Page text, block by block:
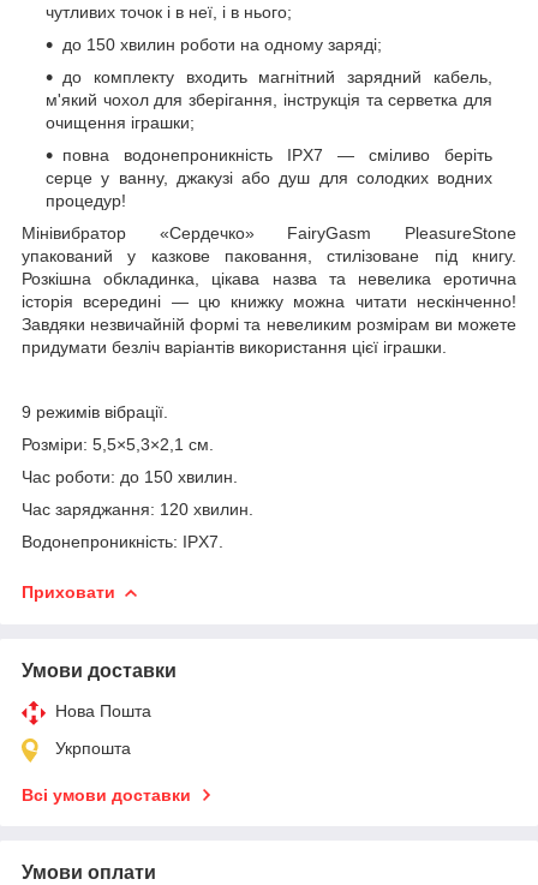
чутливих точок і в неї, і в нього;
до 150 хвилин роботи на одному заряді;
до комплекту входить магнітний зарядний кабель,
м'який чохол для зберігання, інструкція та серветка для
очищення іграшки;
повна водонепроникність IPX7 — сміливо беріть
серце у ванну, джакузі або душ для солодких водних
процедур!
Мінівибратор «Сердечко» FairyGasm PleasureStone
упакований у казкове паковання, стилізоване під книгу.
Розкішна обкладинка, цікава назва та невелика еротична
історія всередині — цю книжку можна читати нескінченно!
Завдяки незвичайній формі та невеликим розмірам ви можете
придумати безліч варіантів використання цієї іграшки.
9 режимів вібрації.
Розміри: 5,5×5,3×2,1 см.
Час роботи: до 150 хвилин.
Час заряджання: 120 хвилин.
Водонепроникність: IPX7.
Приховати
Умови доставки
Нова Пошта
Укрпошта
Всі умови доставки
Умови оплати